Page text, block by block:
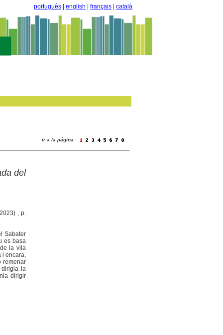
português english français català
ir a la página
del
, p.
Sabater
es basa
la vila
i encara,
remenar
dirigia la
dirigir